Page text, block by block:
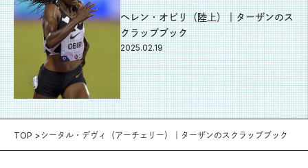
ヘレン・オビリ（陸上）｜ターザンのス
クラップブック
2025.02.19
TOP シータル・デヴィ（アーチェリー）｜ターザンのスクラップブック